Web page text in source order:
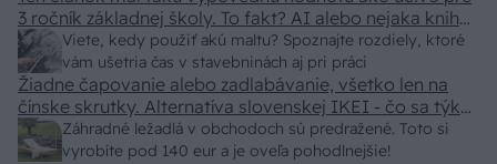
Viete, kedy použiť akú maltu? Spoznajte rozdiely, ktoré
vám ušetria čas v stavebninách aj pri práci
3 ročník základnej školy. To fakt? AI alebo nejaka kniha
z VŠ? Dnešné rychlotvrdnuce malty - pevnosť 40 Mpa a
doba schnutia tak 15 minut , k tomu vodotesné s
kryštálikou. A rozdiel - schnutie a zretie. Nič?
Záhradné ležadlá v obchodoch sú predražené. Toto si
vyrobíte pod 140 eur a je oveľa pohodlnejšie!
Žiadne čapovanie alebo zadlabávanie, všetko len na
čínske skrutky. Alternatíva slovenskej IKEI - čo sa týka
pevnosti. Autor si nedal veľa námahy s remeselným
spracovaním, škoda. No lepšie než ten odpad z DTD